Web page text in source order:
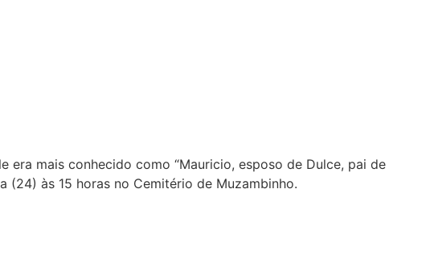
era mais conhecido como “Mauricio, esposo de Dulce, pai de
(24) às 15 horas no Cemitério de Muzambinho.